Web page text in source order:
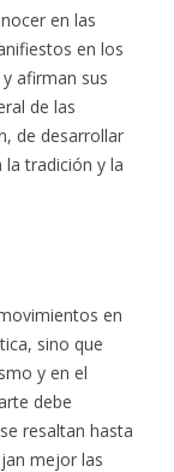
en las
en los
afirman sus
de las
de desarrollar
tradición y la
en
sino que
y en el
debe
resaltan hasta
mejor las